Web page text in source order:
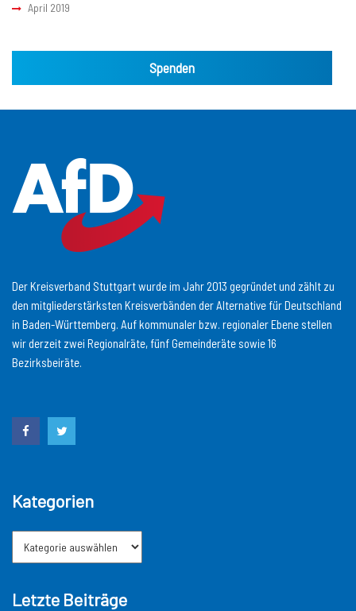
April 2019
Spenden
Der Kreisverband Stuttgart wurde im Jahr 2013 gegründet und zählt zu
den mitgliederstärksten Kreisverbänden der Alternative für Deutschland
in Baden-Württemberg. Auf kommunaler bzw. regionaler Ebene stellen
wir derzeit zwei Regionalräte, fünf Gemeinderäte sowie 16
Bezirksbeiräte.
Kategorien
Letzte Beiträge